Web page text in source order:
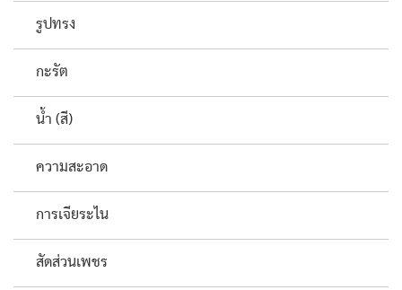
รูปทรง
กะรัต
น้ำ (สี)
ความสะอาด
การเจียระไน
สัดส่วนเพชร